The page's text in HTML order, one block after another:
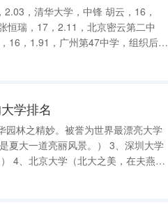
，清华大学，中锋 胡云，16，
恒瑞，17，2.11，北京密云第二中
16，1.91，广州第47中学，组织后卫
州第47中
学排名
园林之精妙。被誉为世界最漂亮大学
夏大一道亮丽风景。） 3、深圳大学
4、北京大学（北大之美，在夫燕园
荷塘月色，竭尽玲珑剔透，尽显规